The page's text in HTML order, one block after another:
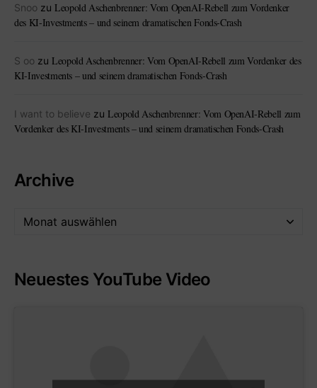
Snoo zu Leopold Aschenbrenner: Vom OpenAI-Rebell zum Vordenker
des KI-Investments – und seinem dramatischen Fonds-Crash
S oo zu Leopold Aschenbrenner: Vom OpenAI-Rebell zum Vordenker des
KI-Investments – und seinem dramatischen Fonds-Crash
I want to believe zu Leopold Aschenbrenner: Vom OpenAI-Rebell zum
Vordenker des KI-Investments – und seinem dramatischen Fonds-Crash
Archive
Neuestes YouTube Video